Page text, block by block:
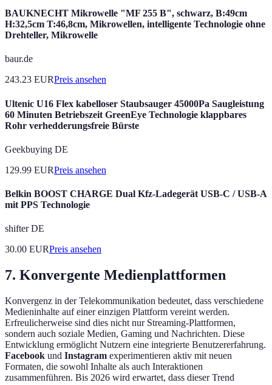
BAUKNECHT Mikrowelle "MF 255 B", schwarz, B:49cm
H:32,5cm T:46,8cm, Mikrowellen, intelligente Technologie ohne
Drehteller, Mikrowelle
baur.de
243.23 EURPreis ansehen
Ultenic U16 Flex kabelloser Staubsauger 45000Pa Saugleistung
60 Minuten Betriebszeit GreenEye Technologie klappbares
Rohr verhedderungsfreie Bürste
Geekbuying DE
129.99 EURPreis ansehen
Belkin BOOST CHARGE Dual Kfz-Ladegerät USB-C / USB-A
mit PPS Technologie
shifter DE
30.00 EURPreis ansehen
7. Konvergente Medienplattformen
Konvergenz in der Telekommunikation bedeutet, dass verschiedene
Medieninhalte auf einer einzigen Plattform vereint werden.
Erfreulicherweise sind dies nicht nur Streaming-Plattformen,
sondern auch soziale Medien, Gaming und Nachrichten. Diese
Entwicklung ermöglicht Nutzern eine integrierte Benutzererfahrung.
Facebook und Instagram experimentieren aktiv mit neuen
Formaten, die sowohl Inhalte als auch Interaktionen
zusammenführen. Bis 2026 wird erwartet, dass dieser Trend